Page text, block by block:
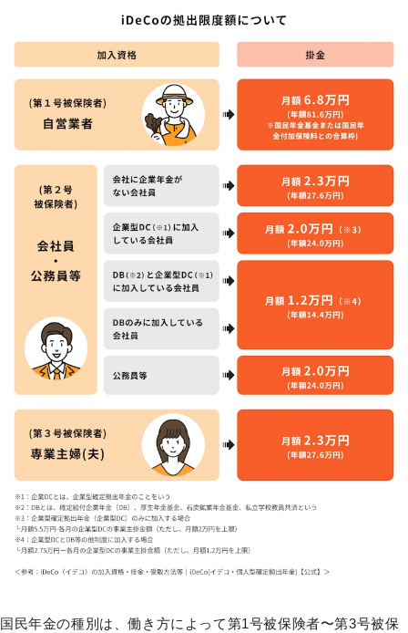
国民年金の種別は、働き方によって第1号被保険者〜第3号被保